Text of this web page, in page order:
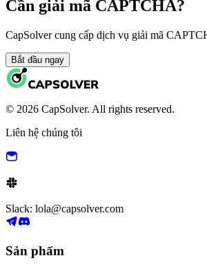
Cần giải mã CAPTCHA?
CapSolver cung cấp dịch vụ giải mã
Bắt đầu ngay
© 2026 CapSolver. All rights reserved.
Liên hệ chúng tôi
Slack: lola@capsolver.com
Sản phẩm